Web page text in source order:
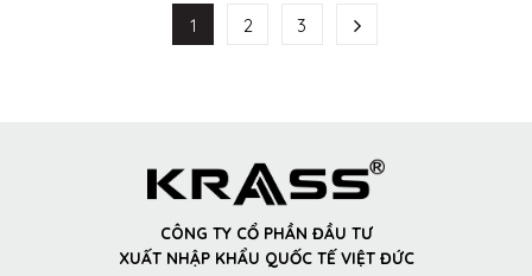
1 2 3
CÔNG TY CỔ PHẦN ĐẦU TƯ
XUẤT NHẬP KHẨU QUỐC TẾ VIỆT ĐỨC